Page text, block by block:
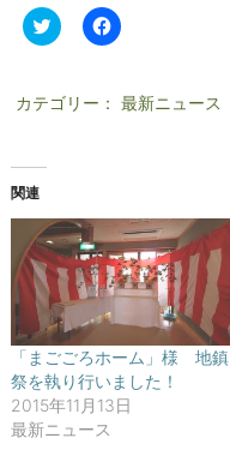
ク
リ
て
T
で
共
有
(
新
し
い
ウ
ィ
ン
ド
ウ
で
開
き
F
a
o
o
に
は
ク
リ
ッ
ク
し
く
だ
さ
い
(
カテゴリー： 最新ニュース
関連
「まごごろホーム」様 地鎮
祭を執り行いました！
2015年11月13日
最新ニュース